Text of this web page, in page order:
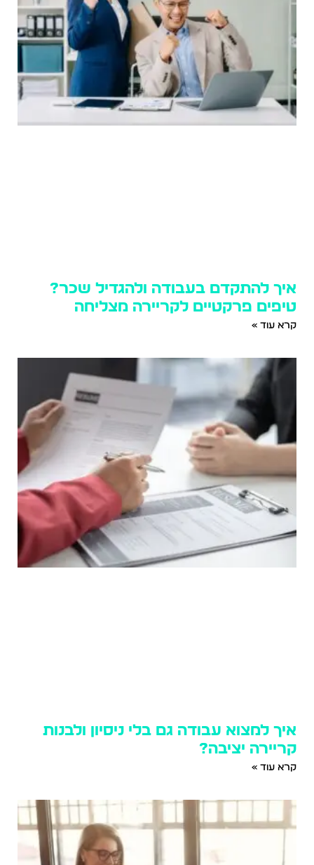
איך להתקדם בעבודה ולהגדיל שכר?
טיפים פרקטיים לקריירה מצליחה
קרא עוד »
איך למצוא עבודה גם בלי ניסיון ולבנות
קריירה יציבה?
קרא עוד »